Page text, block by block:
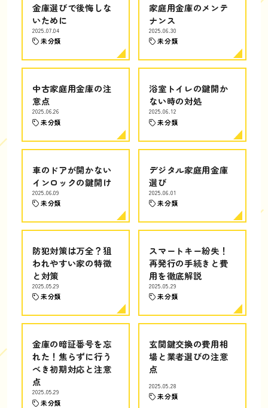
金庫選びで後悔しな
いために
2025.07.04
未分類
家庭用金庫のメンテ
ナンス
2025.06.30
未分類
中古家庭用金庫の注
意点
2025.06.26
未分類
浴室トイレの鍵開か
ない時の対処
2025.06.12
未分類
車のドアが開かない
インロックの鍵開け
2025.06.09
未分類
デジタル家庭用金庫
選び
2025.06.01
未分類
防犯対策は万全？狙
われやすい家の特徴
と対策
2025.05.29
未分類
スマートキー紛失！
再発行の手続きと費
用を徹底解説
2025.05.29
未分類
金庫の暗証番号を忘
れた！焦らずに行う
べき初期対応と注意
点
2025.05.29
未分類
玄関鍵交換の費用相
場と業者選びの注意
点
2025.05.28
未分類